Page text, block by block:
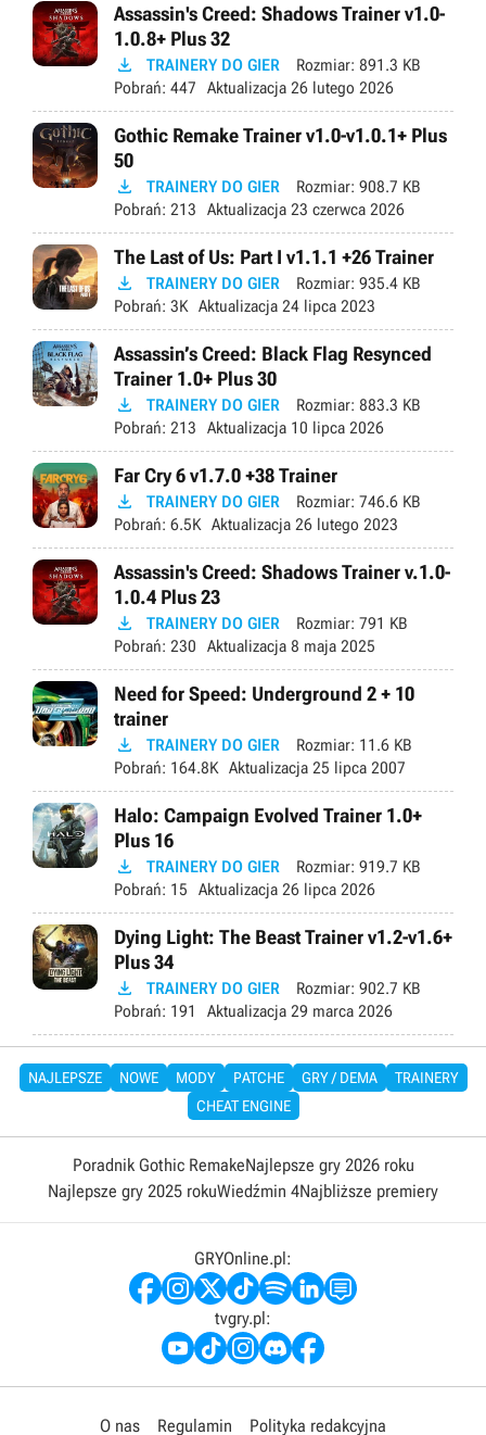
Assassin's Creed: Shadows Trainer v1.0-
1.0.8+ Plus 32
 TRAINERY DO GIER Rozmiar: 891.3 KB
Pobrań: 447 Aktualizacja 26 lutego 2026
Gothic Remake Trainer v1.0-v1.0.1+ Plus
50
 TRAINERY DO GIER Rozmiar: 908.7 KB
Pobrań: 213 Aktualizacja 23 czerwca 2026
The Last of Us: Part I v1.1.1 +26 Trainer
 TRAINERY DO GIER Rozmiar: 935.4 KB
Pobrań: 3K Aktualizacja 24 lipca 2023
Assassin’s Creed: Black Flag Resynced
Trainer 1.0+ Plus 30
 TRAINERY DO GIER Rozmiar: 883.3 KB
Pobrań: 213 Aktualizacja 10 lipca 2026
Far Cry 6 v1.7.0 +38 Trainer
 TRAINERY DO GIER Rozmiar: 746.6 KB
Pobrań: 6.5K Aktualizacja 26 lutego 2023
Assassin's Creed: Shadows Trainer v.1.0-
1.0.4 Plus 23
 TRAINERY DO GIER Rozmiar: 791 KB
Pobrań: 230 Aktualizacja 8 maja 2025
Need for Speed: Underground 2 + 10
trainer
 TRAINERY DO GIER Rozmiar: 11.6 KB
Pobrań: 164.8K Aktualizacja 25 lipca 2007
Halo: Campaign Evolved Trainer 1.0+
Plus 16
 TRAINERY DO GIER Rozmiar: 919.7 KB
Pobrań: 15 Aktualizacja 26 lipca 2026
Dying Light: The Beast Trainer v1.2-v1.6+
Plus 34
 TRAINERY DO GIER Rozmiar: 902.7 KB
Pobrań: 191 Aktualizacja 29 marca 2026
NAJLEPSZE NOWE MODY PATCHE GRY / DEMA
TRAINERY
CHEAT ENGINE
Poradnik Gothic RemakeNajlepsze gry 2026 roku
Najlepsze gry 2025 rokuWiedźmin 4Najbliższe premiery
GRYOnline.pl:
tvgry.pl:
O nas Regulamin Polityka redakcyjna